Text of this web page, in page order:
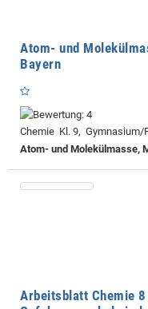
Atom- und
Bayern
Chemie Kl. 9, Gymnasium/
Atom- und Molekülmasse,
Arbeitsblatt Chemie